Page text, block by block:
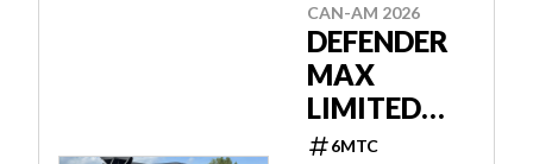
CAN-AM 2026
DEFENDER
MAX
LIMITED
HD11
6MTC